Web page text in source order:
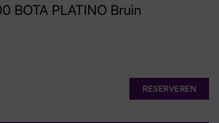
BOTA PLATINO Bruin
RESERVEREN